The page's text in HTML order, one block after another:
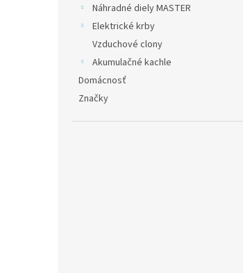
Náhradné diely MASTER
Elektrické krby
Vzduchové clony
Akumulačné kachle
Domácnosť
Značky